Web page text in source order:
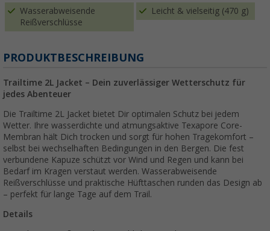
Wasserabweisende
Reißverschlüsse
Leicht & vielseitig (470 g)
PRODUKTBESCHREIBUNG
Trailtime 2L Jacket – Dein zuverlässiger Wetterschutz für
jedes Abenteuer
Die Trailtime 2L Jacket bietet Dir optimalen Schutz bei jedem
Wetter. Ihre wasserdichte und atmungsaktive Texapore Core-
Membran hält Dich trocken und sorgt für hohen Tragekomfort –
selbst bei wechselhaften Bedingungen in den Bergen. Die fest
verbundene Kapuze schützt vor Wind und Regen und kann bei
Bedarf im Kragen verstaut werden. Wasserabweisende
Reißverschlüsse und praktische Hüfttaschen runden das Design ab
– perfekt für lange Tage auf dem Trail.
Details